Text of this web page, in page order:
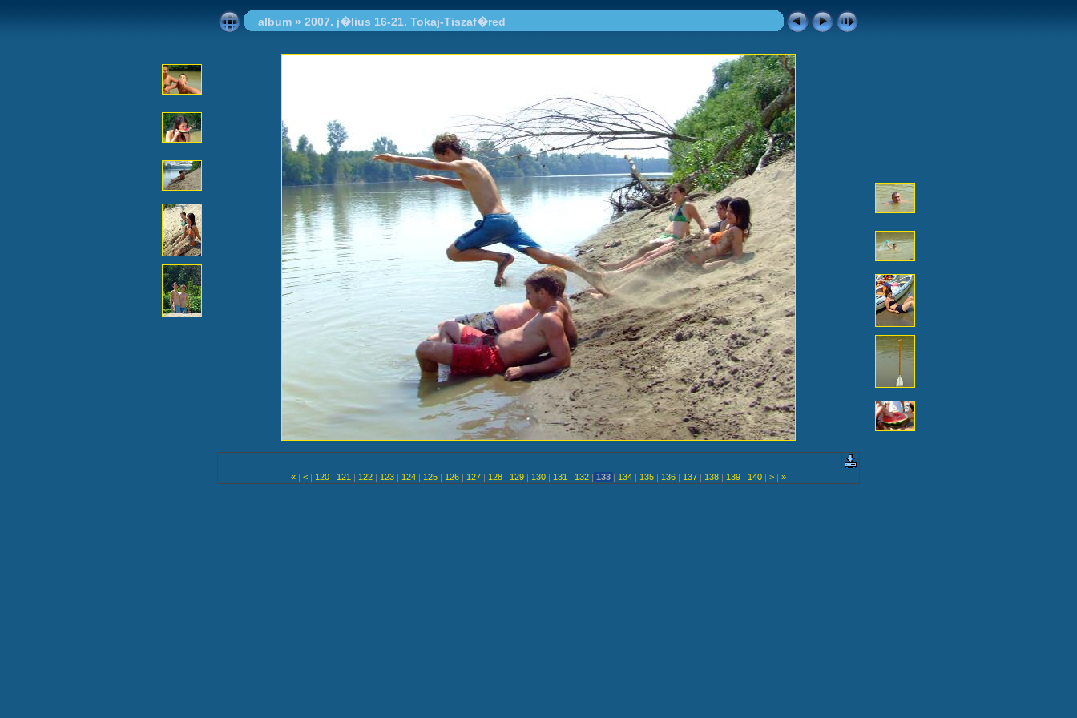
album» 2007. j�lius 16-21. Tokaj-Tiszaf�red
« | < | 120 | 121 | 122 | 123 | 124 | 125 | 126 | 127 | 128 | 129 | 130 | 131 | 132 | 133 | 134 | 135 | 136 | 137 | 138 | 139 | 140 | > | »